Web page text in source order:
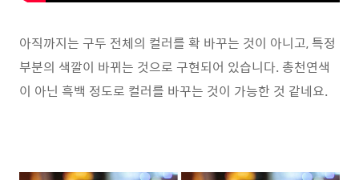
아직까지는 구두 전체의 컬러를 확 바꾸는 것이 아니고, 특정
부분의 색깔이 바뀌는 것으로 구현되어 있습니다. 총천연색
이 아닌 흑백 정도로 컬러를 바꾸는 것이 가능한 것 같네요.